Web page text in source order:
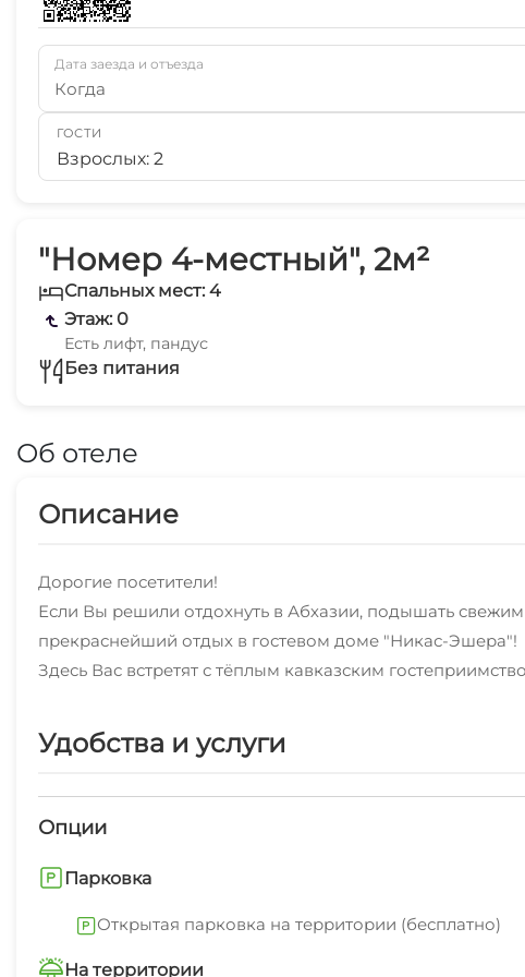
"Номер 4-местный", 2м²
Спальных мест: 4
Этаж: 0
Есть лифт, пандус
Без питания
Об отеле
Описание
Дорогие посетители!
Если Вы решили отдохнуть в Абхазии, подышать
прекраснейший отдых в гостевом доме "Никас-Эшера"!
Здесь Вас встретят с тёплым кавказским
Удобства и услуги
Опции
Парковка
Открытая парковка на территории (бесплатно)
На территории
Дата заезда и отъезда
Когда
ГОСТИ
Взрослых: 2